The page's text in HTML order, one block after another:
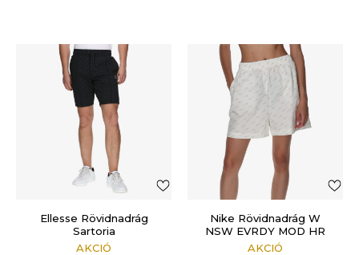
Ellesse Rövidnadrág
Sartoria
AKCIÓ
Nike Rövidnadrág W
NSW EVRDY MOD HR
WVN SHORT
AKCIÓ